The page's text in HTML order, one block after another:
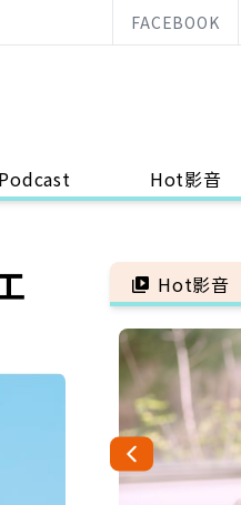
FACEBOOK
Podcast Hot影音
Hot影音